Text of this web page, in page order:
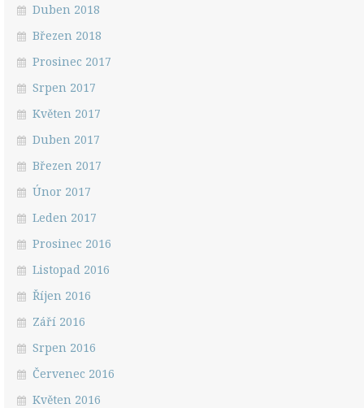
Duben 2018
Březen 2018
Prosinec 2017
Srpen 2017
Květen 2017
Duben 2017
Březen 2017
Únor 2017
Leden 2017
Prosinec 2016
Listopad 2016
Říjen 2016
Září 2016
Srpen 2016
Červenec 2016
Květen 2016